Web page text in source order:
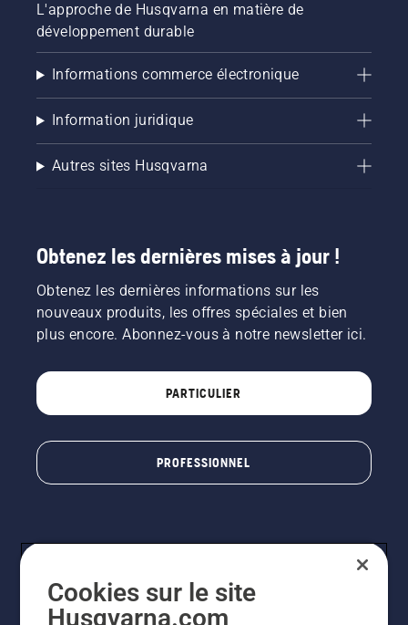
L'approche de Husqvarna en matière de
développement durable
Informations commerce électronique
Information juridique
Autres sites Husqvarna
Obtenez les dernières mises à jour !
Obtenez les dernières informations sur les
nouveaux produits, les offres spéciales et bien
plus encore. Abonnez-vous à notre newsletter ici.
PARTICULIER
PROFESSIONNEL
Cookies sur le site
Husqvarna.com